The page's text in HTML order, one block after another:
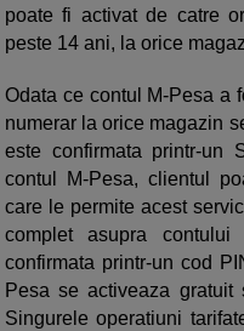
poate fi activat de catre
peste 14 ani, la orice
Odata ce contul M-Pesa a
numerar la orice magazin
este confirmata printr-un
contul M-Pesa, clientul
care le permite acest
complet asupra
confirmata printr-un cod
Pesa se activeaza
Singurele operatiuni